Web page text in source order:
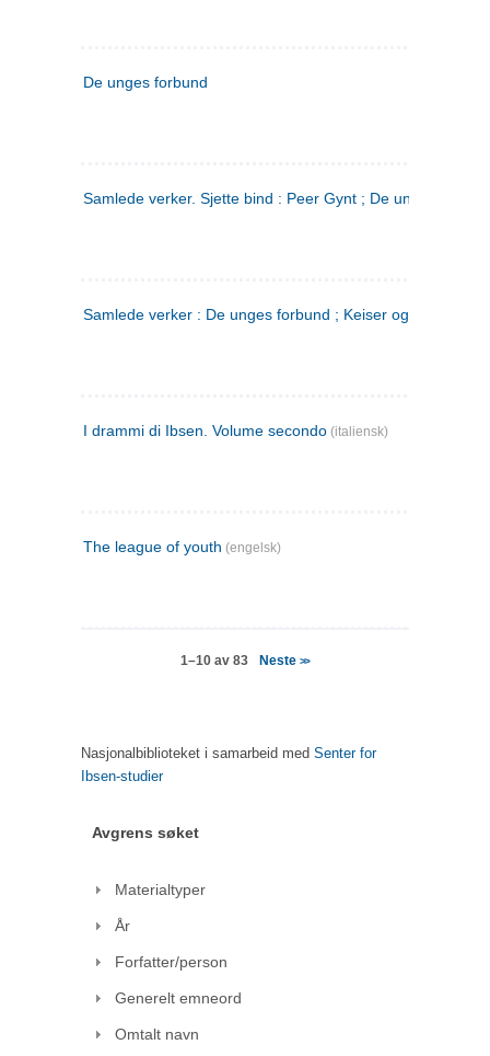
De unges forbund
Samlede verker. Sjette bind : Peer Gynt ; De unges
Samlede verker : De unges forbund ; Keiser og Galilæer. 3
I drammi di Ibsen. Volume secondo (italiensk)
The league of youth (engelsk)
1–10 av 83 Neste>>
Nasjonalbiblioteket i samarbeid med Senter for
Ibsen-studier
Avgrens søket
Materialtyper
År
Forfatter/person
Generelt emneord
Omtalt navn